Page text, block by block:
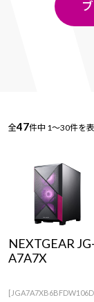
全47件中 1～30件を
NEXTGEAR JG-
A7A7X